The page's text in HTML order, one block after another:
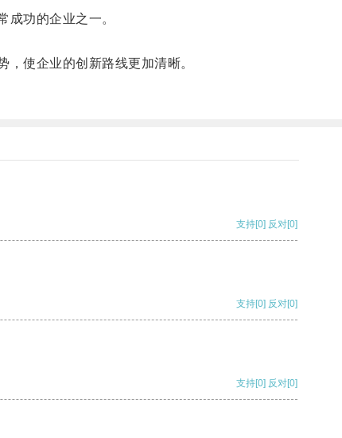
功的企业之一。
使企业的创新路线更加清晰。
支持[0] 反对[0]
支持[0] 反对[0]
支持[0] 反对[0]